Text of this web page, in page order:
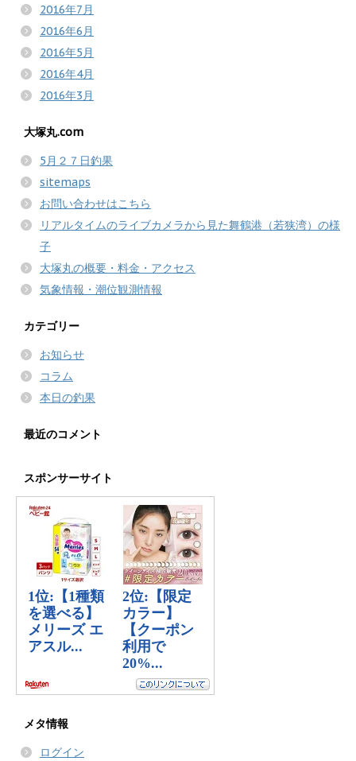
2016年7月
2016年6月
2016年5月
2016年4月
2016年3月
大塚丸.com
5月２７日釣果
sitemaps
お問い合わせはこちら
リアルタイムのライブカメラから見た舞鶴港（若狭湾）の様
子
大塚丸の概要・料金・アクセス
気象情報・潮位観測情報
カテゴリー
お知らせ
コラム
本日の釣果
最近のコメント
スポンサーサイト
メタ情報
ログイン